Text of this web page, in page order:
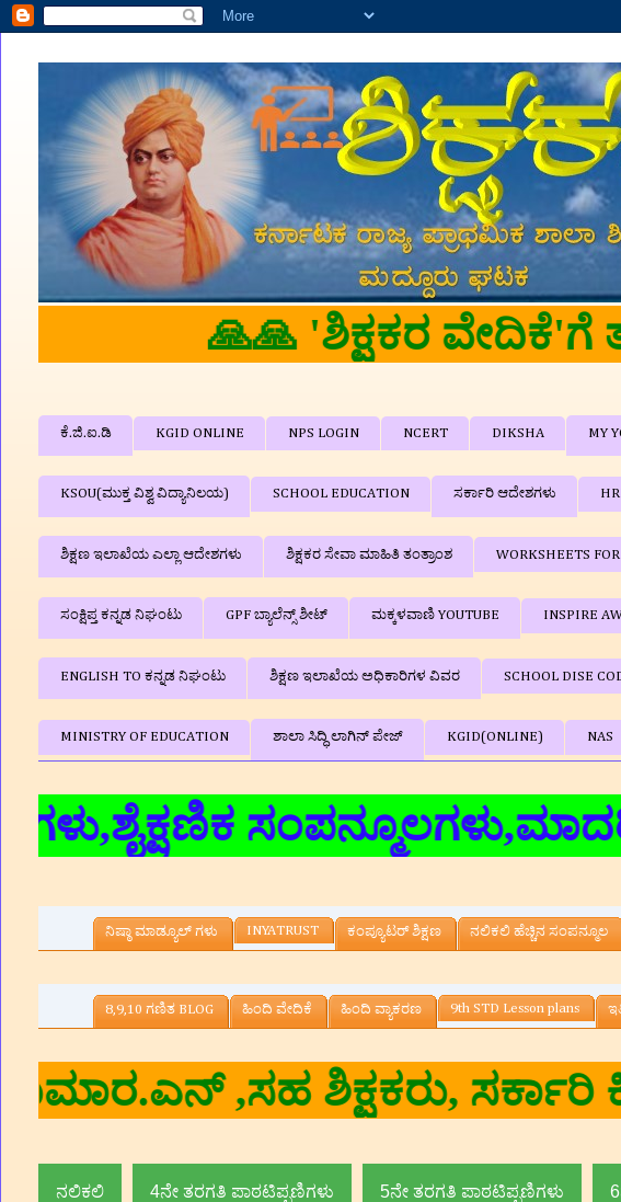
ವೇದಿಕೆ'ಗೆ ತಮಗೆ ಆತ್ಮೀಯ ಸ್ವಾಗತ......
ಕೆ.ಜಿ.ಐ.ಡಿ KGID ONLINE NPS LOGIN NCERT DIKSHA MY
KSOU(ಮುಕ್ತ ವಿಶ್ವ ವಿದ್ಯಾನಿಲಯ) SCHOOL EDUCATION ಸರ್ಕಾರಿ ಆದೇಶಗಳು
ಶಿಕ್ಷಣ ಇಲಾಖೆಯ ಎಲ್ಲಾ ಆದೇಶಗಳು ಶಿಕ್ಷಕರ ಸೇವಾ ಮಾಹಿತಿ ತಂತ್ರಾಂಶ WORKSHEETS
ಸಂಕ್ಷಿಪ್ತ ಕನ್ನಡ ನಿಘಂಟು GPF ಬ್ಯಾಲೆನ್ಸ್‌ ಶೀಟ್ ಮಕ್ಕಳವಾಣಿ YOUTUBE INSPIRE
ENGLISH TO ಕನ್ನಡ ನಿಘಂಟು ಶಿಕ್ಷಣ ಇಲಾಖೆಯ ಅಧಿಕಾರಿಗಳ ವಿವರ SCHOOL DISE
MINISTRY OF EDUCATION ಶಾಲಾ ಸಿದ್ಧಿ ಲಾಗಿನ್‌ ಪೇಜ್ KGID(ONLINE) NAS
ಸಂಪನ್ಮೂಲಗಳು,ಮಾದರಿ
ನಿಷ್ಠಾ ಮಾಡ್ಯೂಲ್ ಗಳು INYATRUST ಕಂಪ್ಯೂಟರ್‌ ಶಿಕ್ಷಣ ನಲಿಕಲಿ ಹೆಚ್ಚಿನ ಸಂಪನ್ಮೂಲ
8,9,10 ಗಣಿತ BLOG ಹಿಂದಿ ವೇದಿಕೆ ಹಿಂದಿ ವ್ಯಾಕರಣ 9th STD Lesson plans
ಸರ್ಕಾರಿ ಕಿರಿಯ ಪ್ರಾಥಮಿಕ ಶಾಲೆ,
ನಲಿಕಲಿ 4ನೇ ತರಗತಿ ಪಾಠಟಿಪ್ಪಣಿಗಳು 5ನೇ ತರಗತಿ ಪಾಠಟಿಪ್ಪಣಿಗಳು